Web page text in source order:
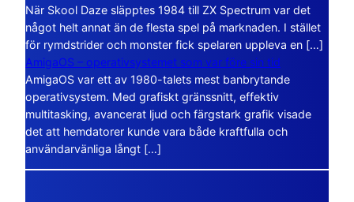
När Skool Daze släpptes 1984 till ZX Spectrum var det
något helt annat än de flesta spel på marknaden. I stället
för rymdstrider och monster fick spelaren uppleva en […]
AmigaOS – operativsystemet som var före sin tid
AmigaOS var ett av 1980-talets mest banbrytande
operativsystem. Med grafiskt gränssnitt, effektiv
multitasking, avancerat ljud och färgstark grafik visade
det att hemdatorer kunde vara både kraftfulla och
användarvänliga långt […]